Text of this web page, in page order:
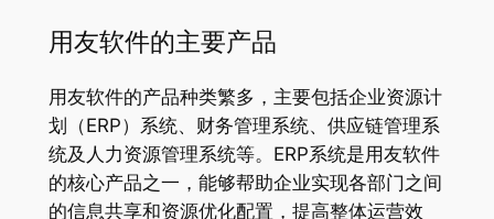
用友软件的主要产品
用友软件的产品种类繁多，主要包括企业资源计
划（ERP）系统、财务管理系统、供应链管理系
统及人力资源管理系统等。ERP系统是用友软件
的核心产品之一，能够帮助企业实现各部门之间
的信息共享和资源优化配置，提高整体运营效